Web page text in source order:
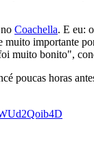
Coachella. E eu:
importante
muito bonito",
horas